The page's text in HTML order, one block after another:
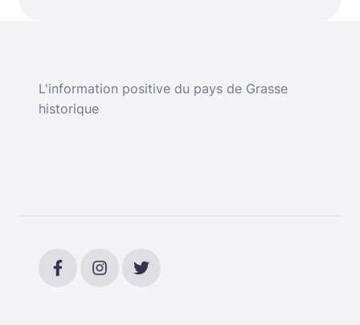
L'information positive du pays de Grasse
historique